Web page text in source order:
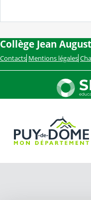
Collège Jean
Contacts Mentions légales